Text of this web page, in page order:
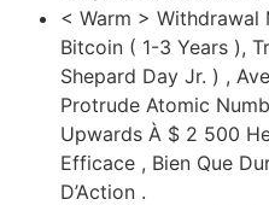
< Warm >
Bitcoin ( 1-3 Years ),
Shepard Day Jr. ) ,
Protrude Atomic
Upwards À $ 2 500
Efficace , Bien Que
D’Action .